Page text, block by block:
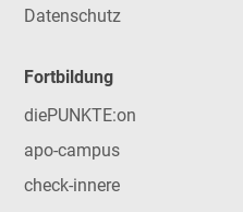
Datenschutz
Fortbildung
diePUNKTE:on
apo-campus
check-innere